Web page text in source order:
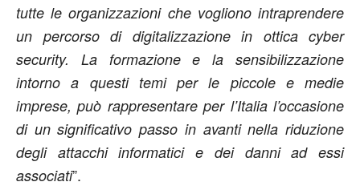
tutte le organizzazioni che vogliono intraprendere
un percorso di digitalizzazione in ottica cyber
security. La formazione e la sensibilizzazione
intorno a questi temi per le piccole e medie
imprese, può rappresentare per l’Italia l’occasione
di un significativo passo in avanti nella riduzione
degli attacchi informatici e dei danni ad essi
associati”.